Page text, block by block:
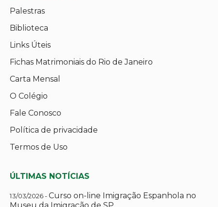
Palestras
Biblioteca
Links Úteis
Fichas Matrimoniais do Rio de Janeiro
Carta Mensal
O Colégio
Fale Conosco
Política de privacidade
Termos de Uso
ÚLTIMAS NOTÍCIAS
13/03/2026 -Curso on-line Imigração Espanhola no